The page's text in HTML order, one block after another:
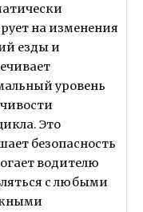
на изменения
езды и
уровень
Это
безопасность
водителю
с любыми